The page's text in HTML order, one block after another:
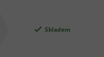
Skladem